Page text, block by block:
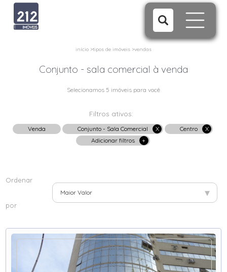
início >tipos de imóveis >vendas
Conjunto - sala comercial à venda
Selecionamos 5 imóveis para você
Filtros ativos:
Venda X
Conjunto - Sala Comercial X
Centro
+
Adicionar filtros
Ordenar
por
Maior Valor ▾